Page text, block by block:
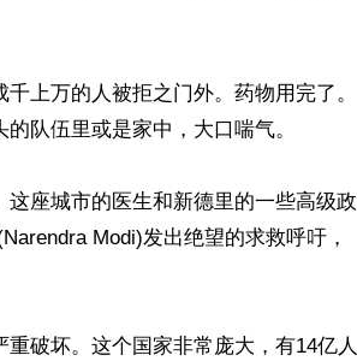
上万的人被拒之门外。药物用完了。
队伍里或是家中，大口喘气。
座城市的医生和新德里的一些高级政
Modi)发出绝望的求救呼吁，
破坏。这个国家非常庞大，有14亿人